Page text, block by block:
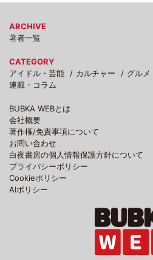
ARCHIVE
著者一覧
CATEGORY
アイドル・芸能
カルチャー グルメ
連載・コラム
BUBKA WEBとは
会社概要
著作権/免責事項について
お問い合わせ
白夜書房の個人情報保護方針について
プライバシーポリシー
Cookieポリシー
AIポリシー